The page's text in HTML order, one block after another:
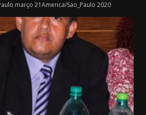
março 21America/Sao_Paulo 2020